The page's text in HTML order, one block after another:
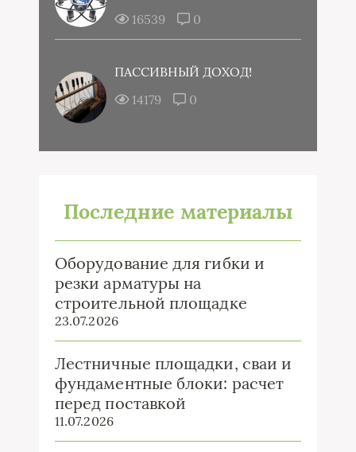
16539
0
ПАССИВНЫЙ ДОХОД!
14179
0
Последние материалы
Оборудование для гибки и
резки арматуры на
строительной площадке
23.07.2026
Лестничные площадки, сваи и
фундаментные блоки: расчет
перед поставкой
11.07.2026